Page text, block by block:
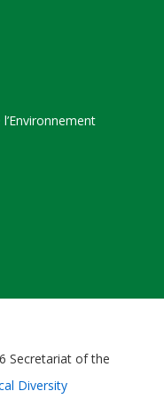
Secretariat of the
Diversity